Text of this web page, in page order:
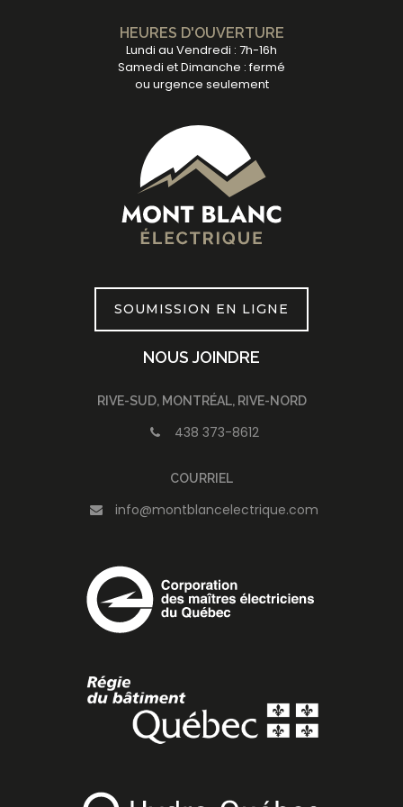
HEURES D'OUVERTURE
Lundi au Vendredi : 7h-16h
Samedi et Dimanche : fermé
ou urgence seulement
SOUMISSION EN LIGNE
NOUS JOINDRE
RIVE-SUD, MONTRÉAL, RIVE-NORD
438 373-8612
COURRIEL
info@montblancelectrique.com